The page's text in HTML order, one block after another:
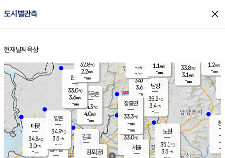
도시별관측 close
홈
현재날씨 육상
양주
34.0℃
3.6
-mm
경서동
파주금촌
34.3℃
4.0m/s
-mm
33.8℃
3.1 m/s
-mm
대곶
34.8℃
3.0m/s
-mm
창
-
-m/
-
탄현
33.0℃
3.6m/s
-mm
1.2m/s
-mm
김포
- ℃
m/s
양촌
34.9℃
3.5m/s
-mm
은평
33.0℃
2.0 m/s
- mm
노원
35.1℃
3.5m/s
남방
35.2℃
3.4m/s
-mm
장흥면
33.3℃
-m/s
-mm
-m/s
-mm
김포(공)
서울
32.8℃
2.2m/s
-mm
1.1 m/s
-mm